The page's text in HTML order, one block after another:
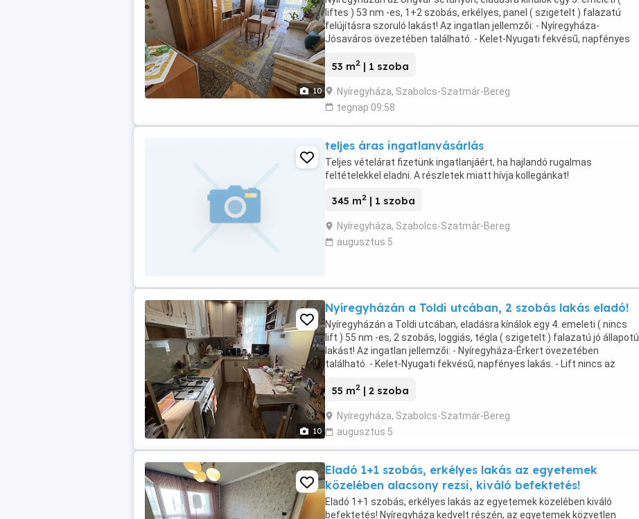
10
liftes ) 53 nm -es, 1+2 szobás, erkélyes, panel ( szigetelt ) falazatú
felújításra szoruló lakást! Az ingatlan jellemzői: - Nyíregyháza-
Jósaváros övezetében található. - Kelet-Nyugati fekvésű, napfényes
53 m2 | 1 szoba
Nyíregyháza, Szabolcs-Szatmár-Bereg
tegnap 09:58
teljes áras ingatlanvásárlás
Teljes vételárat fizetünk ingatlanjáért, ha hajlandó rugalmas
feltételekkel eladni. A részletek miatt hívja kollegánkat!
345 m2 | 1 szoba
Nyíregyháza, Szabolcs-Szatmár-Bereg
augusztus 5
10
Nyíregyházán a Toldi utcában, 2 szobás lakás eladó!
Nyíregyházán a Toldi utcában, eladásra kínálok egy 4. emeleti ( nincs
lift ) 55 nm -es, 2 szobás, loggiás, tégla ( szigetelt ) falazatú jó állapotú
lakást! Az ingatlan jellemzői: - Nyíregyháza-Érkert övezetében
található. - Kelet-Nyugati fekvésű, napfényes lakás. - Lift nincs az
55 m2 | 2 szoba
Nyíregyháza, Szabolcs-Szatmár-Bereg
augusztus 5
Eladó 1+1 szobás, erkélyes lakás az egyetemek
közelében alacsony rezsi, kiváló befektetés!
Eladó 1+1 szobás, erkélyes lakás az egyetemek közelében kiváló
befektetés! Nyíregyháza kedvelt részén, az egyetemek közvetlen